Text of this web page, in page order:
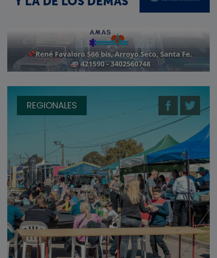
REGIONALES